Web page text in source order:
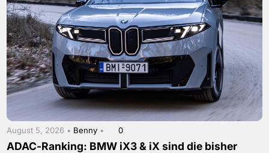
August 5, 2026 • Benny • 0
ADAC-Ranking: BMW iX3 & iX sind die bisher